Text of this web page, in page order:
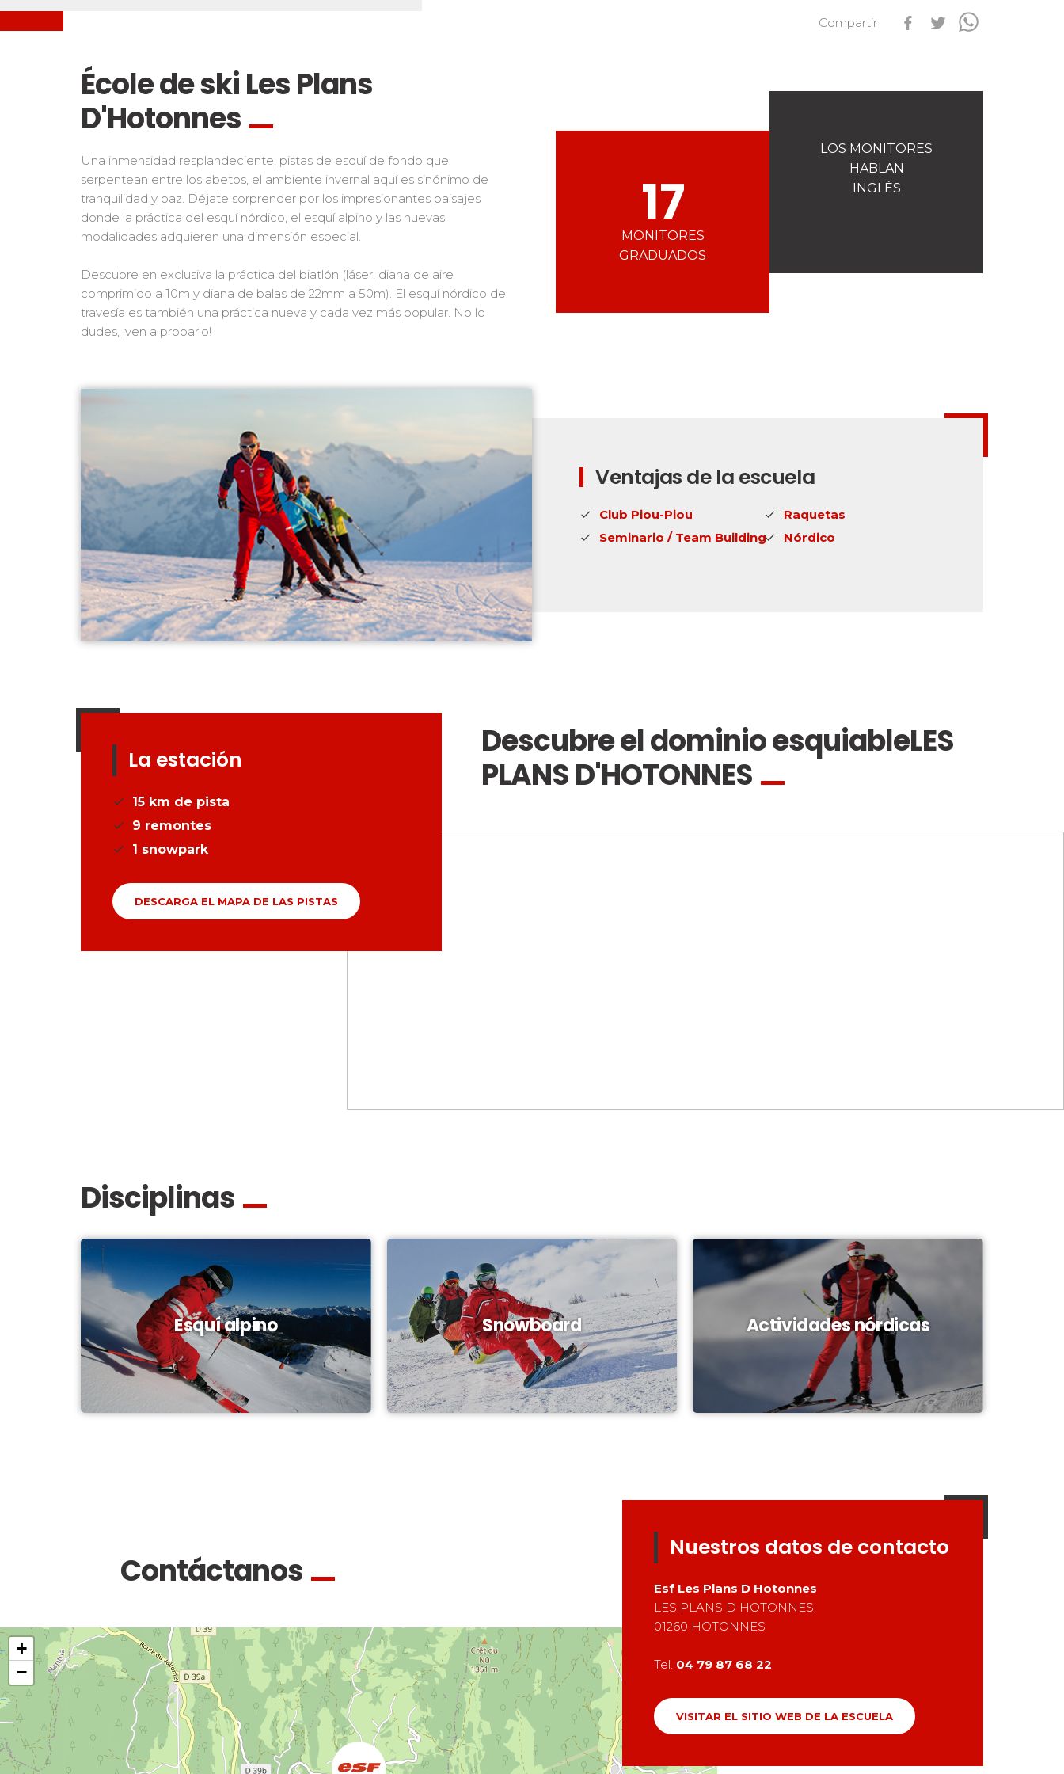
Niños
Los pequeños riders
Adolescentes y adultos
Performance
Mídete con otros competidores
Niños y adolescentes
Para todos los riders
Qualification Stagiaires
Compartir
École de ski Les Plans
D'Hotonnes
Una inmensidad resplandeciente, pistas de esquí de fondo que
serpentean entre los abetos, el ambiente invernal aquí es sinónimo de
tranquilidad y paz. Déjate sorprender por los impresionantes paisajes
donde la práctica del esquí nórdico, el esquí alpino y las nuevas
modalidades adquieren una dimensión especial.
Descubre en exclusiva la práctica del biatlón (láser, diana de aire
comprimido a 10m y diana de balas de 22mm a 50m). El esquí nórdico de
travesía es también una práctica nueva y cada vez más popular. No lo
dudes, ¡ven a probarlo!
17
MONITORES
GRADUADOS
LOS MONITORES
HABLAN
INGLÉS
Ventajas de la escuela
Club Piou-Piou
Seminario / Team Building
Raquetas
Nórdico
La estación
15 km de pista
9 remontes
1 snowpark
DESCARGA EL MAPA DE LAS PISTAS
Descubre el dominio esquiableLES
PLANS D'HOTONNES
Disciplinas
Esquí alpino Snowboard Actividades nórdicas
+
−
Nuestros datos de contacto
Esf Les Plans D Hotonnes
LES PLANS D HOTONNES
01260 HOTONNES
Tel. 04 79 87 68 22
VISITAR EL SITIO WEB DE LA ESCUELA
Contáctanos